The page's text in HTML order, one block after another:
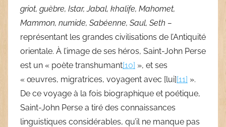
griot, guèbre, Istar, Jabal, khalife, Mahomet,
Mammon, numide, Sabéenne, Saul, Seth –
représentant les grandes civilisations de l’Antiquité
orientale. À l’image de ses héros, Saint-John Perse
est un « poète transhumant[10] », et ses
« œuvres, migratrices, voyagent avec [lui][11] ».
De ce voyage à la fois biographique et poétique,
Saint-John Perse a tiré des connaissances
linguistiques considérables, qu’il ne manque pas